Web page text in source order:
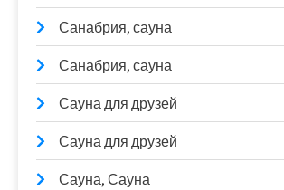
Санабрия, сауна
Санабрия, сауна
Сауна для друзей
Сауна для друзей
Сауна, Сауна